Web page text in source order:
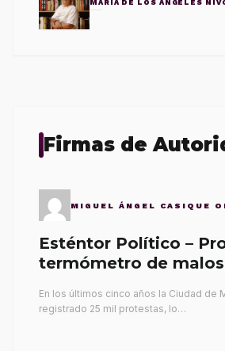
MARÍA DE LOS ÁNGELES
Firmas de
MIGUEL ÁNGEL CASIQUE
Esténtor Político –
termómetro de malos
En los últimos cinco años la Ciudad de
registrado 25 mil protestas, lo…